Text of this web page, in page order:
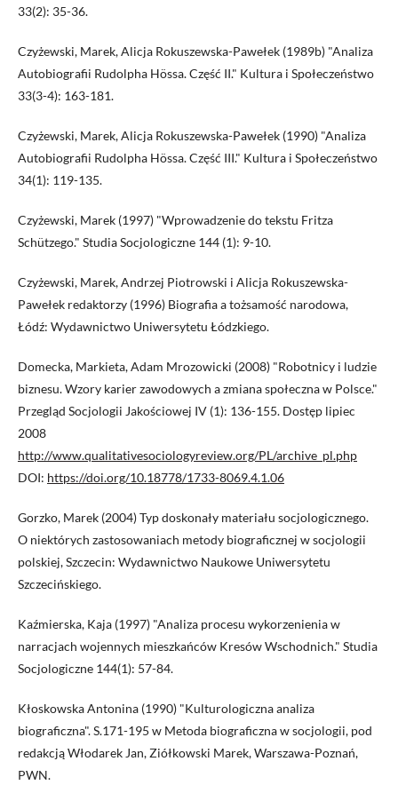
33(2): 35-36.
Czyżewski, Marek, Alicja Rokuszewska-Pawełek (1989b) "Analiza
Autobiografii Rudolpha Hössa. Część II." Kultura i Społeczeństwo
33(3-4): 163-181.
Czyżewski, Marek, Alicja Rokuszewska-Pawełek (1990) "Analiza
Autobiografii Rudolpha Hössa. Część III." Kultura i Społeczeństwo
34(1): 119-135.
Czyżewski, Marek (1997) "Wprowadzenie do tekstu Fritza
Schützego." Studia Socjologiczne 144 (1): 9-10.
Czyżewski, Marek, Andrzej Piotrowski i Alicja Rokuszewska-
Pawełek redaktorzy (1996) Biografia a tożsamość narodowa,
Łódź: Wydawnictwo Uniwersytetu Łódzkiego.
Domecka, Markieta, Adam Mrozowicki (2008) "Robotnicy i ludzie
biznesu. Wzory karier zawodowych a zmiana społeczna w Polsce."
Przegląd Socjologii Jakościowej IV (1): 136-155. Dostęp lipiec
2008
http://www.qualitativesociologyreview.org/PL/archive_pl.php
DOI: https://doi.org/10.18778/1733-8069.4.1.06
Gorzko, Marek (2004) Typ doskonały materiału socjologicznego.
O niektórych zastosowaniach metody biograficznej w socjologii
polskiej, Szczecin: Wydawnictwo Naukowe Uniwersytetu
Szczecińskiego.
Kaźmierska, Kaja (1997) "Analiza procesu wykorzenienia w
narracjach wojennych mieszkańców Kresów Wschodnich." Studia
Socjologiczne 144(1): 57-84.
Kłoskowska Antonina (1990) "Kulturologiczna analiza
biograficzna". S.171-195 w Metoda biograficzna w socjologii, pod
redakcją Włodarek Jan, Ziółkowski Marek, Warszawa-Poznań,
PWN.